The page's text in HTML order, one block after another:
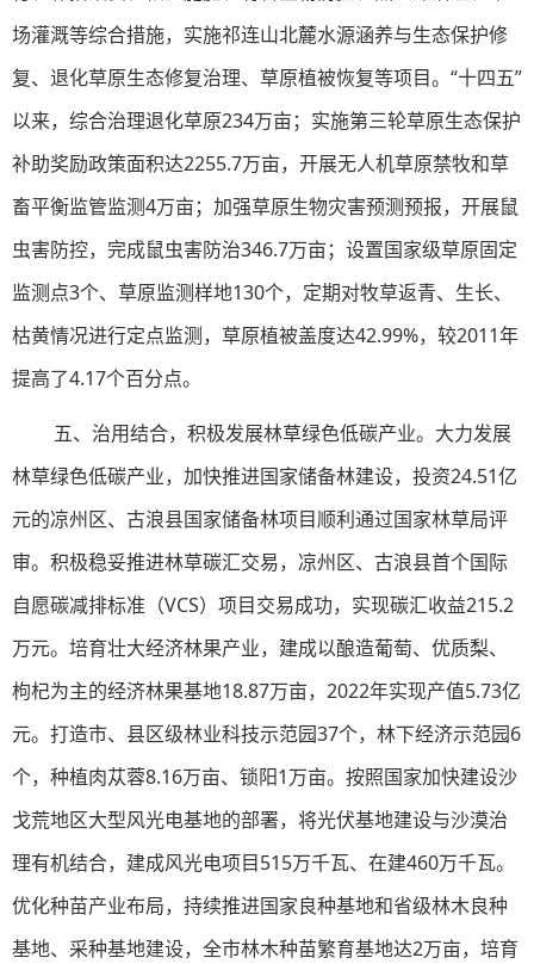
场灌溉等综合措施，实施祁连山北麓水源涵养与生态保护修
复、退化草原生态修复治理、草原植被恢复等项目。“十四五”
以来，综合治理退化草原234万亩；实施第三轮草原生态保护
补助奖励政策面积达2255.7万亩，开展无人机草原禁牧和草
畜平衡监管监测4万亩；加强草原生物灾害预测预报，开展鼠
虫害防控，完成鼠虫害防治346.7万亩；设置国家级草原固定
监测点3个、草原监测样地130个，定期对牧草返青、生长、
枯黄情况进行定点监测，草原植被盖度达42.99%，较2011年
提高了4.17个百分点。
五、治用结合，积极发展林草绿色低碳产业。大力发展
林草绿色低碳产业，加快推进国家储备林建设，投资24.51亿
元的凉州区、古浪县国家储备林项目顺利通过国家林草局评
审。积极稳妥推进林草碳汇交易，凉州区、古浪县首个国际
自愿碳减排标准（VCS）项目交易成功，实现碳汇收益215.2
万元。培育壮大经济林果产业，建成以酿造葡萄、优质梨、
枸杞为主的经济林果基地18.87万亩，2022年实现产值5.73亿
元。打造市、县区级林业科技示范园37个，林下经济示范园6
个，种植肉苁蓉8.16万亩、锁阳1万亩。按照国家加快建设沙
戈荒地区大型风光电基地的部署，将光伏基地建设与沙漠治
理有机结合，建成风光电项目515万千瓦、在建460万千瓦。
优化种苗产业布局，持续推进国家良种基地和省级林木良种
基地、采种基地建设，全市林木种苗繁育基地达2万亩，培育